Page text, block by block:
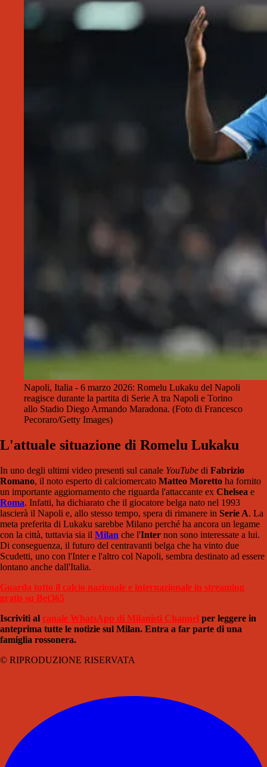
Napoli, Italia - 6 marzo 2026: Romelu Lukaku del Napoli
reagisce durante la partita di Serie A tra Napoli e Torino
allo Stadio Diego Armando Maradona. (Foto di Francesco
Pecoraro/Getty Images)
L'attuale situazione di Romelu Lukaku
In uno degli ultimi video presenti sul canale YouTube di Fabrizio
Romano, il noto esperto di calciomercato Matteo Moretto ha fornito
un importante aggiornamento che riguarda l'attaccante ex Chelsea e
Roma. Infatti, ha dichiarato che il giocatore belga nato nel 1993
lascierà il Napoli e, allo stesso tempo, spera di rimanere in Serie A. La
meta preferita di Lukaku sarebbe Milano perché ha ancora un legame
con la città, tuttavia sia il Milan che l'Inter non sono interessate a lui.
Di conseguenza, il futuro del centravanti belga che ha vinto due
Scudetti, uno con l'Inter e l'altro col Napoli, sembra destinato ad essere
lontano anche dall'Italia.
Guarda tutto il calcio nazionale e internazionale in streaming
gratis su Bet365
Iscriviti al canale WhatsApp di Milanisti Channel per leggere in
anteprima tutte le notizie sul Milan. Entra a far parte di una
famiglia rossonera.
© RIPRODUZIONE RISERVATA